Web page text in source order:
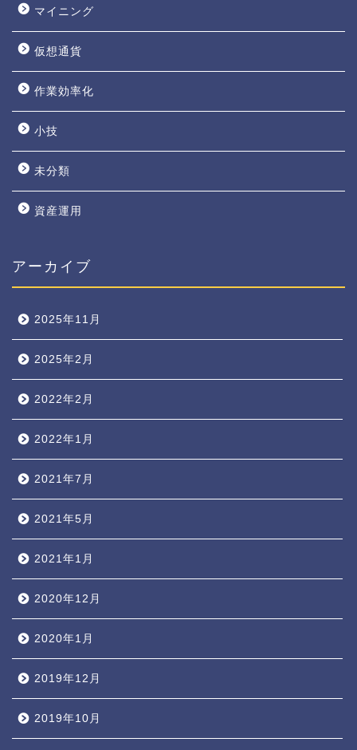
マイニング
仮想通貨
作業効率化
小技
未分類
資産運用
アーカイブ
2025年11月
2025年2月
2022年2月
2022年1月
2021年7月
2021年5月
2021年1月
2020年12月
2020年1月
2019年12月
2019年10月